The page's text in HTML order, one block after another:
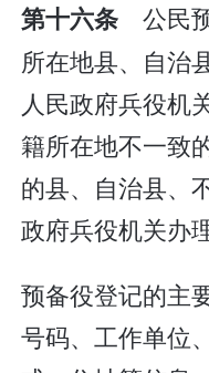
第十六条公民
所在地县、自治
人民政府兵役机
籍所在地不一致
的县、自治县、
政府兵役机关办理
预备役登记的主
号码、工作单位